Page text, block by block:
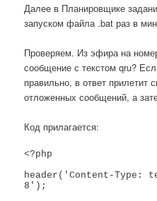
Далее в Планировщике
запуском файла .bat раз в
Проверяем. Из эфира на
сообщение с текстом qru?
правильно, в ответ прилетит
отложенных сообщений, а
Код прилагается:
<?php
header('Content-Type:
8');